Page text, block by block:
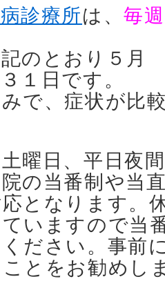
診療所は、毎週
のとおり５月
１日です。
で、症状が比
曜日、平日夜
の当番制や当
となります。
いますので当
ださい。事前
とをお勧めし